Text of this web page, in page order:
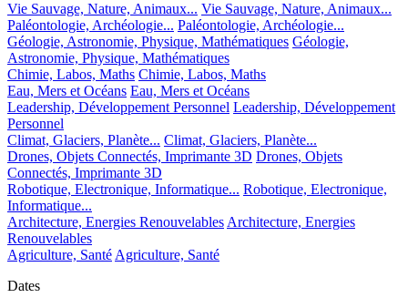
Vie Sauvage, Nature, Animaux... Vie Sauvage, Nature, Animaux...
Paléontologie, Archéologie... Paléontologie, Archéologie...
Géologie, Astronomie, Physique, Mathématiques Géologie,
Astronomie, Physique, Mathématiques
Chimie, Labos, Maths Chimie, Labos, Maths
Eau, Mers et Océans Eau, Mers et Océans
Leadership, Développement Personnel Leadership, Développement
Personnel
Climat, Glaciers, Planète... Climat, Glaciers, Planète...
Drones, Objets Connectés, Imprimante 3D Drones, Objets
Connectés, Imprimante 3D
Robotique, Electronique, Informatique... Robotique, Electronique,
Informatique...
Architecture, Energies RenouvelablesArchitecture, Energies
Renouvelables
Agriculture, SantéAgriculture, Santé
Dates